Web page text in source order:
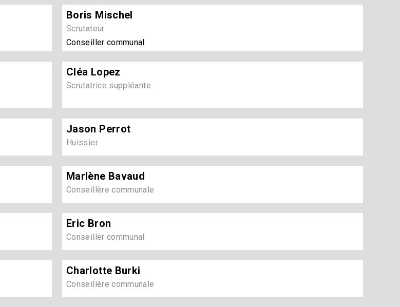
Boris Mischel
Scrutateur
Conseiller communal
Cléa Lopez
Scrutatrice suppléante
Jason Perrot
Huissier
Marlène Bavaud
Conseillère communale
Eric Bron
Conseiller communal
Charlotte Burki
Conseillère communale